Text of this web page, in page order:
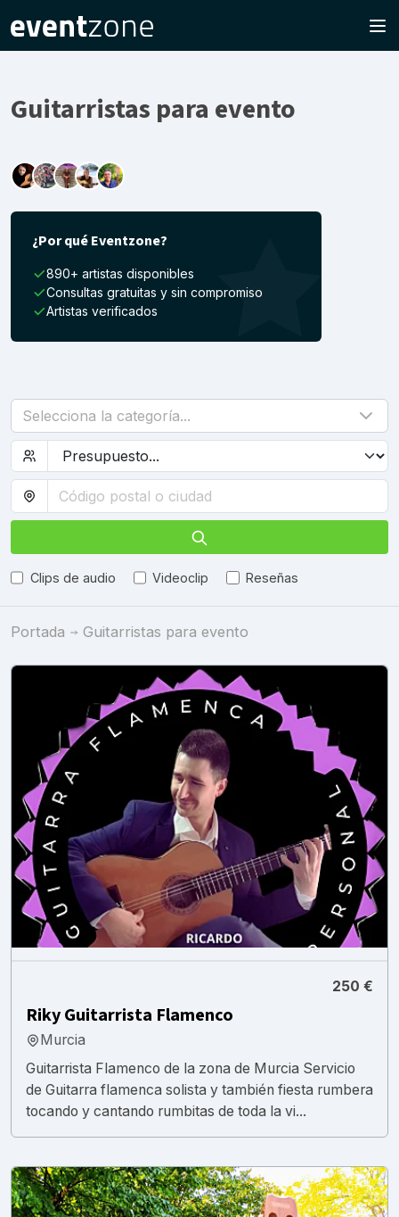
Guitarristas para evento
¿Por qué Eventzone?
890+ artistas disponibles
Consultas gratuitas y sin compromiso
Artistas verificados
Selecciona la categoría...
Clips de audio Videoclip Reseñas
Portada Guitarristas para evento
250 €
Riky Guitarrista Flamenco
Murcia
Guitarrista Flamenco de la zona de Murcia Servicio
de Guitarra flamenca solista y también fiesta rumbera
tocando y cantando rumbitas de toda la vi...